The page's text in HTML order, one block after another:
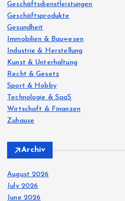
Geschäftsdienstleistungen
Geschäftsprodukte
Gesundheit
Immobilien & Bauwesen
Industrie & Herstellung
Kunst & Unterhaltung
Recht & Gesetz
Sport & Hobby
Technologie & SaaS
Wirtschaft & Finanzen
Zuhause
Archiv
August 2026
July 2026
June 2026